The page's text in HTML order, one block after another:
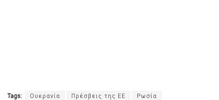
Tags: Ουκρανία Πρέσβεις της ΕΕ Ρωσία